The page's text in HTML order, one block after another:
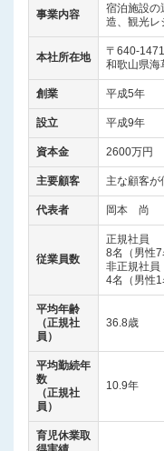
事業内容
宿泊施設の
造、観光レ
本社所在地
〒640-1471
和歌山県海
創業 平成5年
設立 平成9年
資本金 2600万円
主要顧客 主な顧客が
代表者 岡本 尚
従業員数
正規社員
8名（男性7
非正規社員
4名（男性1
平均年齢
（正規社
員）
36.8歳
平均勤続年
数
（正規社
員）
10.9年
育児休業取